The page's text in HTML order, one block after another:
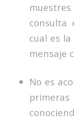
consulta
cual es
mensaje
No es